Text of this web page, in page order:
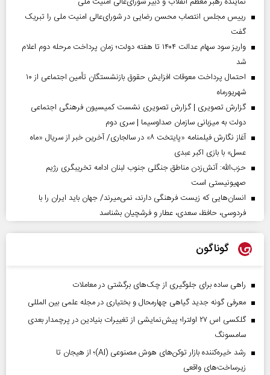
رییس مجلس انتصاب محسن رضایی در شورای‌عالی امنیت ملی را تبریک
گفت
واریز سود سهام عدالت ۱۴۰۴ تا هفته دولت؛ زمان پرداخت مرحله دوم اعلام
شد
احتمال پرداخت معوقات افزایش حقوق بازنشستگان تأمین اجتماعی از ۱۰
شهریورماه
گزارش تصویری | گزارش تصویری نشست کمیسیون فرهنگی اجتماعی
دولت به میزبانی سازمان صداوسیما | سری دوم
آغاز نگارش فیلمنامه «پایتخت ۸» در سالجاری/ آخرین خبر از سریال «ماه
عسل» با بازی اکبر عبدی
حزب‌الله: آتش‌زدن مناطق جنگلی جنوب لبنان ادامه تخریبگری رژیم
صهیونیستی است
انسان‌هایی که زیست فرهنگی دارند، نمی‌میرند/ جهان باید ایران را با
فردوسی، حافظ، سعدی، عطار و فرشچیان بشناسد
گوناگون
راهی ساده برای جلوگیری از چک‌های برگشتی در معاملات
معرفی گونه جدید گیاهی چهارمحال و بختیاری در مجله علمی بین المللی
گلکسی اس ۲۷ اولترا؛ پیش‌نمایشی از تغییرات بنیادین در پرچمدار بعدی
سامسونگ
رشد خیره‌کننده بازار توکن‌های هوش مصنوعی (AI)؛ از هیجان تا
زیرساخت‌های واقعی